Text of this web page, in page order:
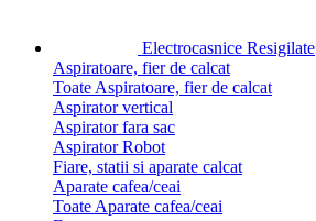
Electrocasnice Resigilate
Aspiratoare, fier de calcat
Toate Aspiratoare, fier de calcat
Aspirator vertical
Aspirator fara sac
Aspirator Robot
Fiare, statii si aparate calcat
Aparate cafea/ceai
Toate Aparate cafea/ceai